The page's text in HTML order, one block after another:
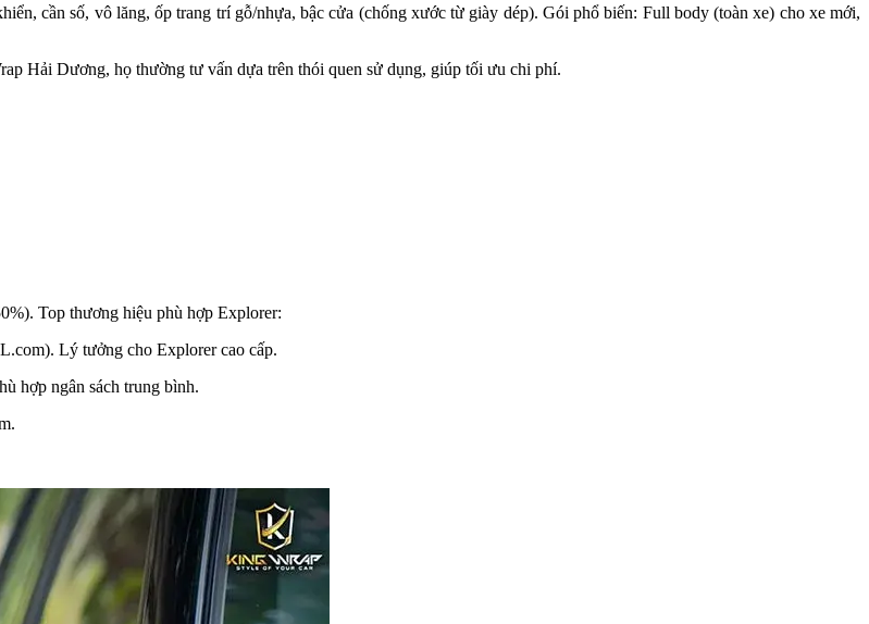
cần số, vô lăng, ốp trang trí gỗ/nhựa, bậc cửa (chống xước từ giày dép). Gói phổ biến: Full body (toàn xe) cho xe mới,
Hải Dương, họ thường tư vấn dựa trên thói quen sử dụng, giúp tối ưu chi phí.
Top thương hiệu phù hợp Explorer:
Lý tưởng cho Explorer cao cấp.
hợp ngân sách trung bình.